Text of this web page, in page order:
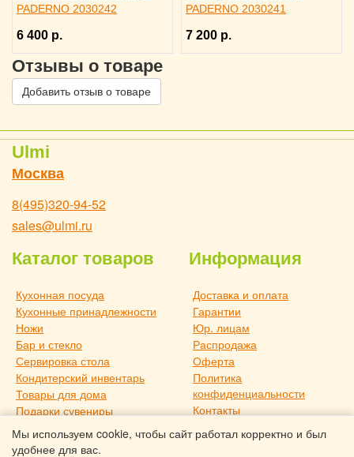
Мы используем cookie, чтобы сайт работал корректно и был
удобнее для вас.
PADERNO 2030242
6 400 р.
PADERNO 2030241
7 200 р.
Отзывы о товаре
Добавить отзыв о товаре
Ulmi
Москва
8(495)320-94-52
sales@ulmi.ru
Каталог товаров
Кухонная посуда
Кухонные принадлежности
Ножи
Бар и стекло
Сервировка стола
Кондитерский инвентарь
Товары для дома
Подарки сувениры
Дача и отдых
Новое поступление
Информация
Доставка и оплата
Гарантии
Юр. лицам
Распродажа
Оферта
Политика
конфиденциальности
Контакты
О компании
Статьи